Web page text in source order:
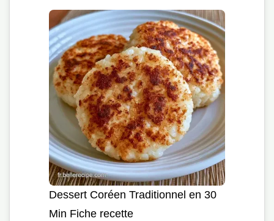
Dessert Coréen Traditionnel en 30
Min Fiche recette